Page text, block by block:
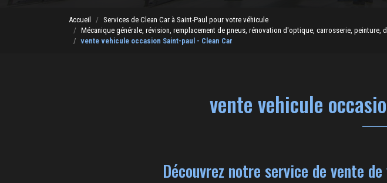
Accueil
Services de Clean Car à Saint-Paul pour votre véhicule
Mécanique générale, révision, remplacement de pneus, rénovation d'optique, carrosserie, peinture,
vente vehicule occasion Saint-paul - Clean Car
vente vehicule
Découvrez notre service de vente